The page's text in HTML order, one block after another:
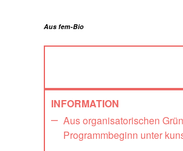
Aus fem-Bio
INFORMATION
Aus organisatorischen
Programmbeginn unter